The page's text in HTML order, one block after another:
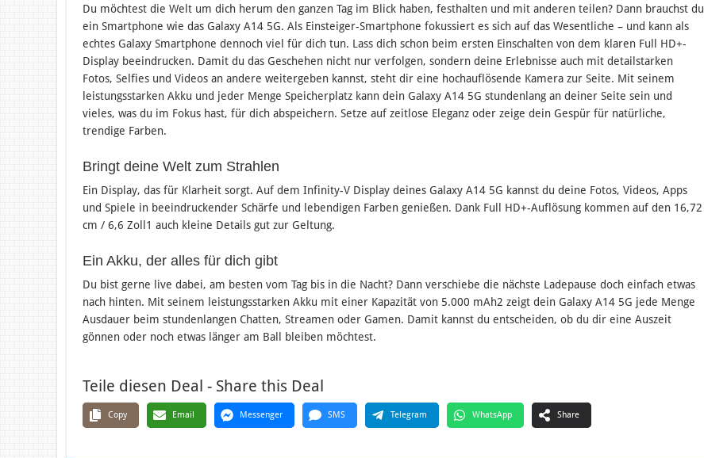
Du möchtest die Welt um dich herum den ganzen Tag im Blick haben, festhalten und mit anderen teilen? Dann brauchst du
ein Smartphone wie das Galaxy A14 5G. Als Einsteiger-Smartphone fokussiert es sich auf das Wesentliche – und kann als
echtes Galaxy Smartphone dennoch viel für dich tun. Lass dich schon beim ersten Einschalten von dem klaren Full HD+-
Display beeindrucken. Damit du das Geschehen nicht nur verfolgen, sondern deine Erlebnisse auch mit detailstarken
Fotos, Selfies und Videos an andere weitergeben kannst, steht dir eine hochauflösende Kamera zur Seite. Mit seinem
leistungsstarken Akku und jeder Menge Speicherplatz kann dein Galaxy A14 5G stundenlang an deiner Seite sein und
vieles, was du im Fokus hast, für dich abspeichern. Setze auf zeitlose Eleganz oder zeige dein Gespür für natürliche,
trendige Farben.
Bringt deine Welt zum Strahlen
Ein Display, das für Klarheit sorgt. Auf dem Infinity-V Display deines Galaxy A14 5G kannst du deine Fotos, Videos, Apps
und Spiele in beeindruckender Schärfe und lebendigen Farben genießen. Dank Full HD+-Auflösung kommen auf den 16,72
cm / 6,6 Zoll1 auch kleine Details gut zur Geltung.
Ein Akku, der alles für dich gibt
Du bist gerne live dabei, am besten vom Tag bis in die Nacht? Dann verschiebe die nächste Ladepause doch einfach etwas
nach hinten. Mit seinem leistungsstarken Akku mit einer Kapazität von 5.000 mAh2 zeigt dein Galaxy A14 5G jede Menge
Ausdauer beim stundenlangen Chatten, Streamen oder Gamen. Damit kannst du entscheiden, ob du dir eine Auszeit
gönnen oder noch etwas länger am Ball bleiben möchtest.
Teile diesen Deal - Share this Deal
Copy Email Messenger SMS Telegram WhatsApp Share